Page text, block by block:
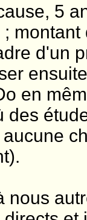
5
d'un
en
des
nous